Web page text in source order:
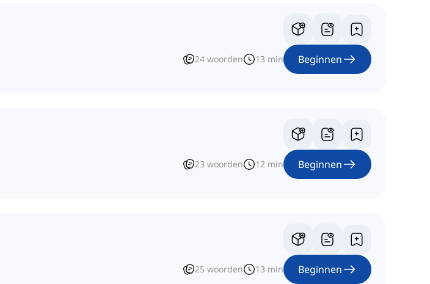
24 woorden 13 min Beginnen
23 woorden 12 min Beginnen
25 woorden 13 min Beginnen